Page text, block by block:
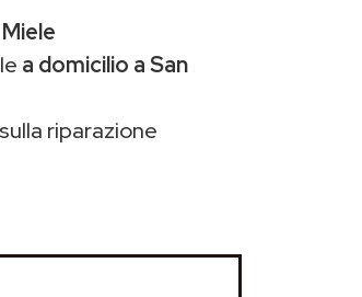
a domicilio a San
riparazione